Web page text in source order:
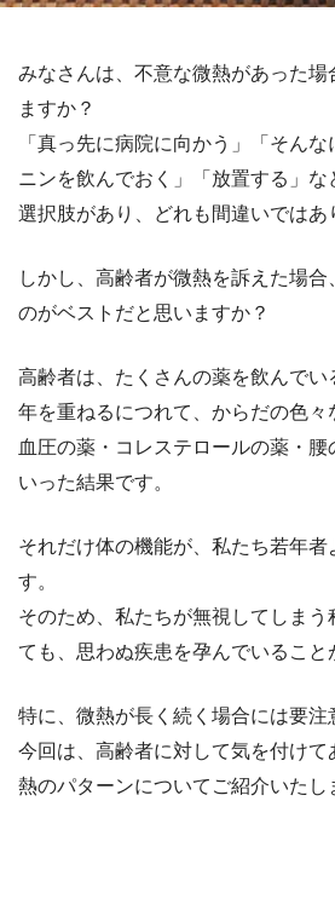
みなさんは、不意な微熱があった場
ますか？
「真っ先に病院に向かう」「そん
ニンを飲んでおく」「放置する」
選択肢があり、どれも間違いではあ
しかし、高齢者が微熱を訴えた場
のがベストだと思いますか？
高齢者は、たくさんの薬を飲んでい
年を重ねるにつれて、からだの色々
血圧の薬・コレステロールの薬・
いった結果です。
それだけ体の機能が、私たち若年
す。
そのため、私たちが無視してしまう
ても、思わぬ疾患を孕んでいること
特に、微熱が長く続く場合には要注
今回は、高齢者に対して気を付けて
熱のパターンについてご紹介いたし